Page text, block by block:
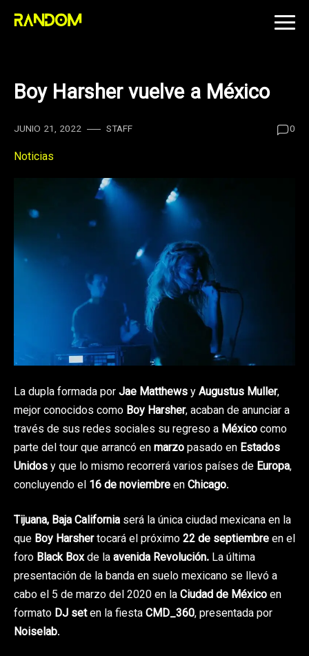
Skip
Boy Harsher vuelve a México
JUNIO 21, 2022 STAFF 0
Noticias
La dupla formada porJae MatthewsyAugustus Muller,
mejor conocidos como Boy Harsher, acaban de anunciar a
través de sus redes sociales su regreso a Méxicocomo
parte del tour que arrancó enmarzopasado en Estados
Unidosy que lo mismo recorrerá varios países de Europa,
concluyendo el 16 de noviembreenChicago.
Tijuana, Baja California será la única ciudad mexicana en la
que Boy Harshertocará el próximo22 de septiembreen el
foro Black Boxde laavenida Revolución. La última
presentación de la banda en suelo mexicano se llevó a
cabo el 5 de marzo del 2020 en laCiudad de Méxicoen
formato DJ seten la fiestaCMD_360, presentada por
Noiselab.